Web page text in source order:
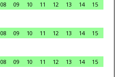
08 09 10 11 12 13 14
15
08 09 10 11 12 13 14
15
08 09 10 11 12 13 14
15